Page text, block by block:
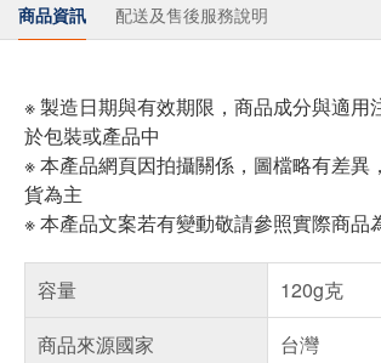
商品資訊 配送及售後服務說明
※ 製造日期與有效期限，商品成分與適用
於包裝或產品中
※ 本產品網頁因拍攝關係，圖檔略有差異
貨為主
※ 本產品文案若有變動敬請參照實際商品
容量
120g克
商品來源國家
台灣